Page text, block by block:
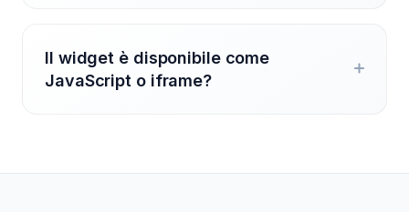
Il widget è disponibile come
JavaScript o iframe?